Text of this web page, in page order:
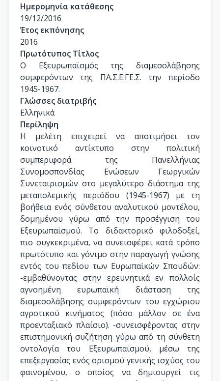
Ημερομηνία κατάθεσης
19/12/2016
Έτος εκπόνησης
2016
Πρωτότυπος Τίτλος
Ο Εξευρωπαϊσμός της διαμεσολάβησης
συμφερόντων της ΠΑ.Σ.Ε.ΓΕ.Σ. την περίοδο
1945-1967.
Γλώσσες διατριβής
Ελληνικά
Περίληψη
Η μελέτη επιχειρεί να αποτιμήσει τον
κοινοτικό αντίκτυπο στην πολιτική
συμπεριφορά της Πανελλήνιας
Συνομοσπονδίας Ενώσεων Γεωργικών
Συνεταιρισμών στο μεγαλύτερο διάστημα της
μεταπολεμικής περιόδου (1945-1967) με τη
βοήθεια ενός σύνθετου αναλυτικού μοντέλου,
δομημένου γύρω από την προσέγγιση του
Εξευρωπαϊσμού. Το διδακτορικό φιλοδοξεί,
πιο συγκεκριμένα, να συνεισφέρει κατά τρόπο
πρωτότυπο και γόνιμο στην παραγωγή γνώσης
εντός του πεδίου των Ευρωπαϊκών Σπουδών:
-εμβαθύνοντας στην ερευνητικά εν πολλοίς
αγνοημένη ευρωπαϊκή διάσταση της
διαμεσολάβησης συμφερόντων του εγχώριου
αγροτικού κινήματος (πόσο μάλλον σε ένα
προενταξιακό πλαίσιο). -συνεισφέροντας στην
επιστημονική συζήτηση γύρω από τη σύνθετη
οντολογία του Εξευρωπαϊσμού, μέσω της
επεξεργασίας ενός ορισμού γενικής ισχύος του
φαινομένου, ο οποίος να δημιουργεί τις